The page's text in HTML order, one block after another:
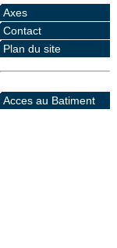
Axes
Contact
Plan du site
Acces au Batiment